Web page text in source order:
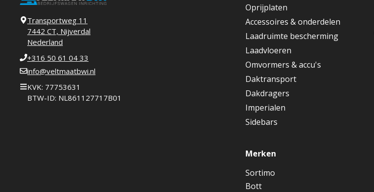
Transportweg 11
7442 CT, Nijverdal
Nederland
+316 50 61 04 33
info@veltmaatbwi.nl
KVK: 77753631
BTW-ID: NL861127717B01
Oprijplaten
Accessoires & onderdelen
Laadruimte bescherming
Laadvloeren
Omvormers & accu's
Daktransport
Dakdragers
Imperialen
Sidebars
Merken
Sortimo
Bott